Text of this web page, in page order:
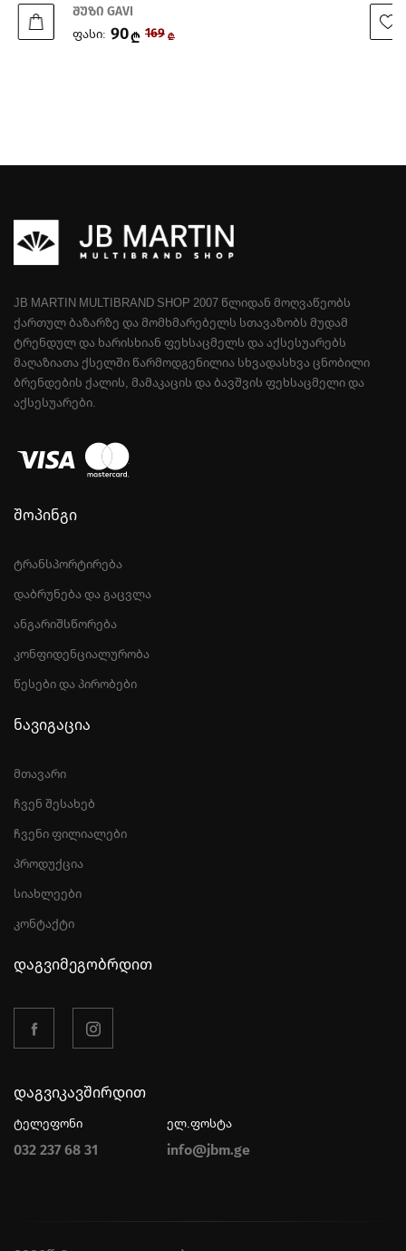
შუზი GAVI
ფასი: 90₾ 169 ₾
JB MARTIN MULTIBRAND SHOP 2007 ᲬᲚᲘᲓᲐᲜ ᲛᲝᲦᲕᲐᲬᲔᲝᲑᲡ
ᲥᲐᲠᲗᲣᲚ ᲑᲐᲖᲐᲠᲖᲔ ᲓᲐ ᲛᲝᲛᲮᲛᲐᲠᲔᲑᲔᲚᲡ ᲡᲗᲐᲕᲐᲖᲝᲑᲡ ᲛᲣᲓᲐᲛ
ᲢᲠᲔᲜᲓᲣᲚ ᲓᲐ ᲮᲐᲠᲘᲡᲮᲘᲐᲜ ᲤᲔᲮᲡᲐᲪᲛᲔᲚᲡ ᲓᲐ ᲐᲥᲡᲔᲡᲣᲐᲠᲔᲑᲡ
ᲛᲐᲦᲐᲖᲘᲐᲗᲐ ᲥᲡᲔᲚᲨᲘ ᲬᲐᲠᲛᲝᲓᲒᲔᲜᲘᲚᲘᲐ ᲡᲮᲕᲐᲓᲐᲡᲮᲕᲐ ᲪᲜᲝᲑᲘᲚᲘ
ᲑᲠᲔᲜᲓᲔᲑᲘᲡ ᲥᲐᲚᲘᲡ, ᲛᲐᲛᲐᲙᲐᲪᲘᲡ ᲓᲐ ᲑᲐᲕᲨᲕᲘᲡ ᲤᲔᲮᲡᲐᲪᲛᲔᲚᲘ ᲓᲐ
ᲐᲥᲡᲔᲡᲣᲐᲠᲔᲑᲘ.
შოპინგი
ტრანსპორტირება
დაბრუნება და გაცვლა
ანგარიშსწორება
კონფიდენციალურობა
წესები და პირობები
ნავიგაცია
მთავარი
ჩვენ შესახებ
ჩვენი ფილიალები
პროდუქცია
სიახლეები
კონტაქტი
დაგვიმეგობრდით
დაგვიკავშირდით
ტელეფონი
032 237 68 31
ელ.ფოსტა
info@jbm.ge